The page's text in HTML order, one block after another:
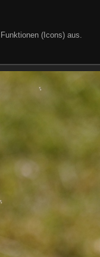
(Icons) aus.